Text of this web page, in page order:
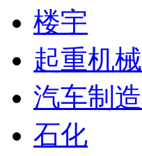
楼宇
起重机械
汽车制造
石化